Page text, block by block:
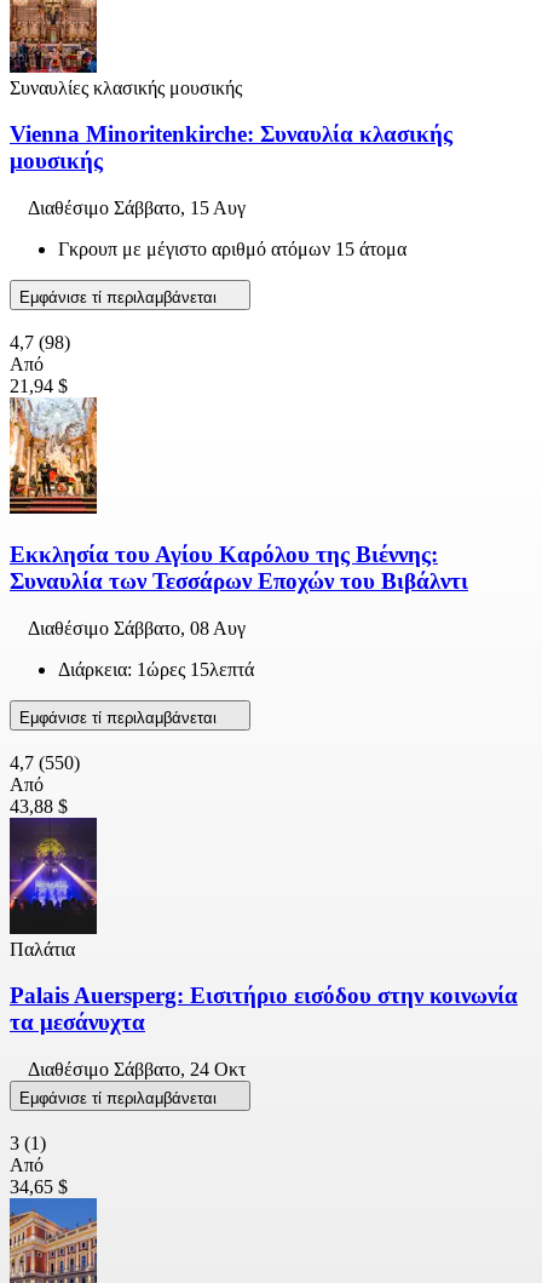
Συναυλίες κλασικής μουσικής
Vienna Minoritenkirche: Συναυλία κλασικής
μουσικής
Διαθέσιμο Σάββατο, 15 Αυγ
Γκρουπ με μέγιστο αριθμό ατόμων 15 άτομα
Εμφάνισε τί περιλαμβάνεται
4,7 (98)
Από
21,94 $
Εκκλησία του Αγίου Καρόλου της Βιέννης:
Συναυλία των Τεσσάρων Εποχών του Βιβάλντι
Διαθέσιμο Σάββατο, 08 Αυγ
Διάρκεια: 1ώρες 15λεπτά
Εμφάνισε τί περιλαμβάνεται
4,7 (550)
Από
43,88 $
Παλάτια
Palais Auersperg: Εισιτήριο εισόδου στην κοινωνία
τα μεσάνυχτα
Διαθέσιμο Σάββατο, 24 Οκτ
Εμφάνισε τί περιλαμβάνεται
3 (1)
Από
34,65 $